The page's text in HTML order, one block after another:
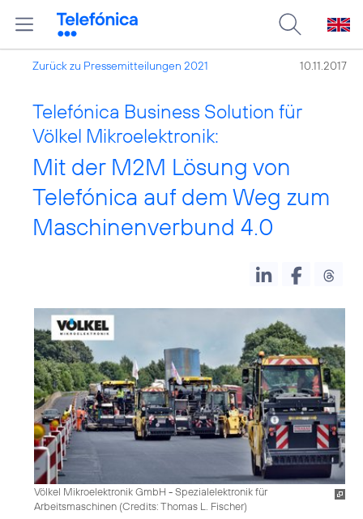
Zurück zu Pressemitteilungen 2021 10.11.2017
Telefónica Business Solution für
Völkel Mikroelektronik:
Mit der M2M Lösung von
Telefónica auf dem Weg zum
Maschinenverbund 4.0
Völkel Mikroelektronik GmbH - Spezialelektronik für
Arbeitsmaschinen (Credits: Thomas L. Fischer)